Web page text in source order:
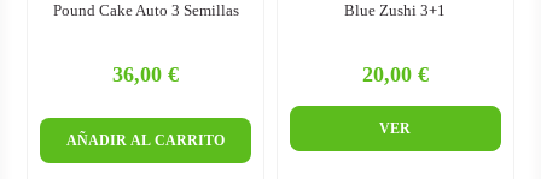
Pound Cake Auto 3 Semillas
36,00 €
AÑADIR AL CARRITO
Blue Zushi 3+1
20,00 €
VER